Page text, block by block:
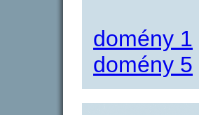
domény 1
domény 5